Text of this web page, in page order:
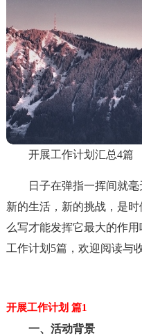
开展工作计划汇总4篇
日子在弹指一挥间就
新的生活，新的挑战，是
么写才能发挥它最大的作
工作计划5篇，欢迎阅读与
开展工作计划 篇1
一、活动背景